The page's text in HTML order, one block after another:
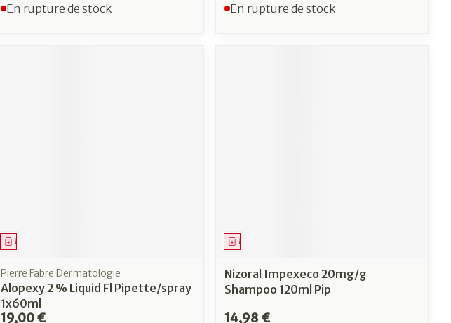
En rupture de stock En rupture de stock
Médicament
Pierre Fabre Dermatologie
Alopexy 2 % Liquid Fl Pipette/spray
1x60ml
19,00 €
Médicament
Nizoral Impexeco 20mg/g
Shampoo 120ml Pip
14,98 €